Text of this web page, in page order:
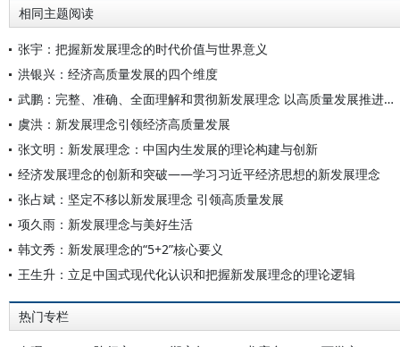
相同主题阅读
张宇：把握新发展理念的时代价值与世界意义
洪银兴：经济高质量发展的四个维度
武鹏：完整、准确、全面理解和贯彻新发展理念 以高质量发展推进中国式现代化
虞洪：新发展理念引领经济高质量发展
张文明：新发展理念：中国内生发展的理论构建与创新
经济发展理念的创新和突破——学习习近平经济思想的新发展理念
张占斌：坚定不移以新发展理念 引领高质量发展
项久雨：新发展理念与美好生活
韩文秀：新发展理念的“5+2”核心要义
王生升：立足中国式现代化认识和把握新发展理念的理论逻辑
热门专栏